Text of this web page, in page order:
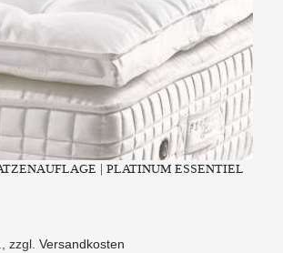
| PLATINUM ESSENTIEL
,zzgl.Versandkosten